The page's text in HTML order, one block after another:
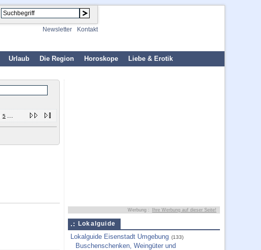
Newsletter Kontakt
Urlaub Die Region Horoskope Liebe & Erotik
5 ...
Werbung : Ihre Werbung auf dieser Seite!
Lokalguide
Lokalguide Eisenstadt Umgebung (133)
Buschenschenken, Weingüter und